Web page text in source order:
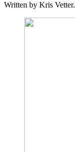
Written by Kris Vetter.